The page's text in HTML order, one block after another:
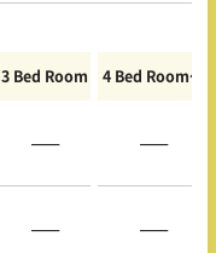
3 Bed Room 4 Bed Room〜
—– —–
—– —–